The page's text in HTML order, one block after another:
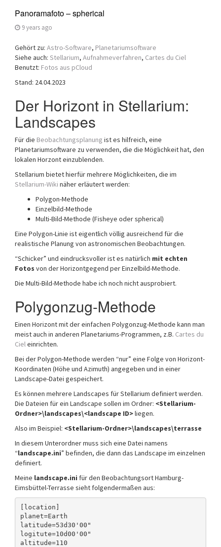
Panoramafoto – spherical
9 years ago
Gehört zu: Astro-Software, Planetariumsoftware
Siehe auch: Stellarium, Aufnahmeverfahren, Cartes du Ciel
Benutzt: Fotos aus pCloud
Stand: 24.04.2023
Der Horizont in Stellarium:
Landscapes
Für die Beobachtungsplanung ist es hilfreich, eine
Planetariumsoftware zu verwenden, die die Möglichkeit hat, den
lokalen Horzont einzublenden.
Stellarium bietet hierfür mehrere Möglichkeiten, die im
Stellarium-Wiki näher erläutert werden:
Polygon-Methode
Einzelbild-Methode
Multi-Bild-Methode (Fisheye oder spherical)
Eine Polygon-Linie ist eigentlich völlig ausreichend für die
realistische Planung von astronomischen Beobachtungen.
“Schicker” und eindrucksvoller ist es natürlich mit echten
Fotos von der Horizontgegend per Einzelbild-Methode.
Die Multi-Bild-Methode habe ich noch nicht ausprobiert.
Polygonzug-Methode
Einen Horizont mit der einfachen Polygonzug-Methode kann man
meist auch in anderen Planetariums-Programmen, z.B. Cartes du
Cieleinrichten.
Bei der Polygon-Methode werden “nur” eine Folge von Horizont-
Koordinaten (Höhe und Azimuth) angegeben und in einer
Landscape-Datei gespeichert.
Es können mehrere Landscapes für Stellarium definiert werden.
Die Dateien für ein Landscape sollen im Ordner: <Stellarium-
Ordner>\landscapes\<landscape ID>liegen.
Also im Beispiel: <Stellarium-Ordner>\landscapes\terrasse
In diesem Unterordner muss sich eine Datei namens
“landscape.ini” befinden, die dann das Landscape im einzelnen
definiert.
Meine landscape.ini für den Beobachtungsort Hamburg-
Eimsbüttel-Terrasse sieht folgendermaßen aus:
[location]
planet=Earth
latitude=53d30'00"
logitute=10d00'00"
altitude=110